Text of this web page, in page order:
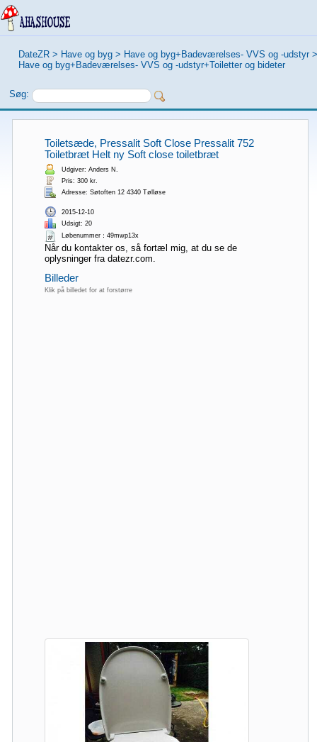
DateZR > Have og byg > Have og byg+Badeværelses- VVS og -udstyr >
Have og byg+Badeværelses- VVS og -udstyr+Toiletter og bideter
Søg:
Toiletsæde, Pressalit Soft Close Pressalit 752
Toiletbræt Helt ny Soft close toiletbræt
Udgiver: Anders N.
Pris: 300 kr.
Adresse: Søtoften 12 4340 Tølløse
2015-12-10
Udsigt: 20
Løbenummer：49mwp13x
Når du kontakter os, så fortæl mig, at du se de
oplysninger fra datezr.com.
Billeder
Klik på billedet for at forstørre